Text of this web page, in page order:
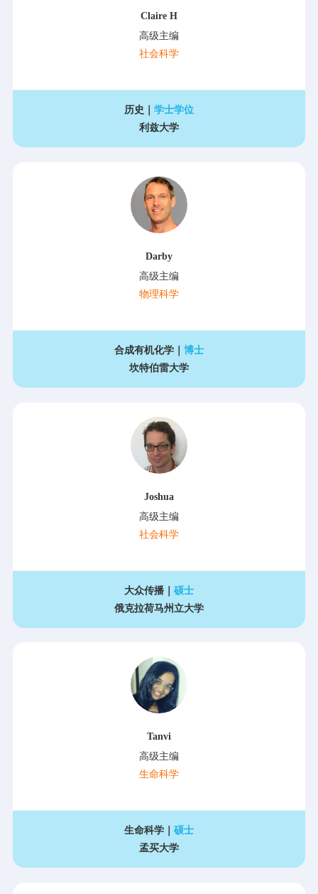
Claire H
高级主编
社会科学
历史｜ 学士学位
利兹大学
Darby
高级主编
物理科学
合成有机化学｜ 博士
坎特伯雷大学
Joshua
高级主编
社会科学
大众传播｜ 硕士
俄克拉荷马州立大学
Tanvi
高级主编
生命科学
生命科学｜ 硕士
孟买大学